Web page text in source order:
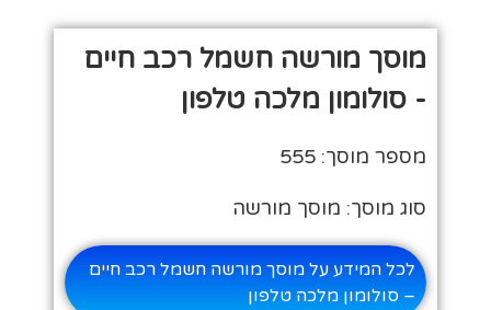
מוסך מורשה חשמל רכב חיים
- סולומון מלכה טלפון
מספר מוסך: 555
סוג מוסך: מוסך מורשה
לכל המידע על מוסך מורשה חשמל רכב חיים
– סולומון מלכה טלפון